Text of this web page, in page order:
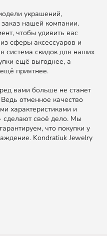
украшений,
нашей компании.
чтобы удивить вас
сферы аксессуаров и
система скидок для наших
ещё выгоднее, а
приятнее.
вами больше не станет
отменное качество
характеристиками и
сделают своё дело. Мы
что покупки у
Kondratiuk Jewelry